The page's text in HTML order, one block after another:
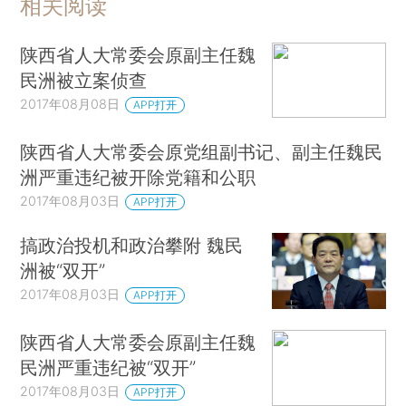
相关阅读
陕西省人大常委会原副主任魏
民洲被立案侦查
2017年08月08日 APP打开
陕西省人大常委会原党组副书记、副主任魏民
洲严重违纪被开除党籍和公职
2017年08月03日 APP打开
搞政治投机和政治攀附 魏民
洲被“双开”
2017年08月03日 APP打开
陕西省人大常委会原副主任魏
民洲严重违纪被“双开”
2017年08月03日 APP打开